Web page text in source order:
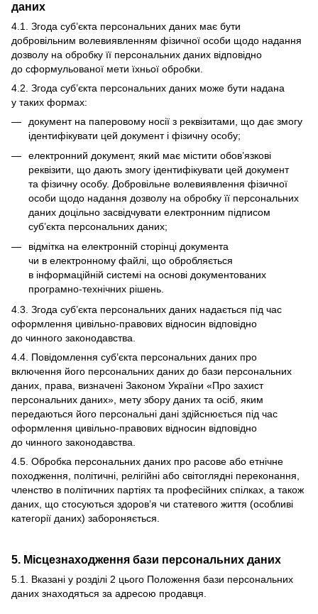
даних
4.1. Згода суб’єкта персональних даних має бути
добровільним волевиявленням фізичної особи щодо надання
дозволу на обробку її персональних даних відповідно
до сформульованої мети їхньої обробки.
4.2. Згода суб’єкта персональних даних може бути надана
у таких формах:
документ на паперовому носії з реквізитами, що дає змогу
ідентифікувати цей документ і фізичну особу;
електронний документ, який має містити обов’язкові
реквізити, що дають змогу ідентифікувати цей документ
та фізичну особу. Добровільне волевиявлення фізичної
особи щодо надання дозволу на обробку її персональних
даних доцільно засвідчувати електронним підписом
суб’єкта персональних даних;
відмітка на електронній сторінці документа
чи в електронному файлі, що обробляється
в інформаційній системі на основі документованих
програмно-технічних рішень.
4.3. Згода суб’єкта персональних даних надається під час
оформлення цивільно-правових відносин відповідно
до чинного законодавства.
4.4. Повідомлення суб’єкта персональних даних про
включення його персональних даних до бази персональних
даних, права, визначені Законом України «Про захист
персональних даних», мету збору даних та осіб, яким
передаються його персональні дані здійснюється під час
оформлення цивільно-правових відносин відповідно
до чинного законодавства.
4.5. Обробка персональних даних про расове або етнічне
походження, політичні, релігійні або світоглядні переконання,
членство в політичних партіях та професійних спілках, а також
даних, що стосуються здоров’я чи статевого життя (особливі
категорії даних) забороняється.
5. Місцезнаходження бази персональних даних
5.1. Вказані у розділі 2 цього Положення бази персональних
даних знаходяться за адресою продавця.